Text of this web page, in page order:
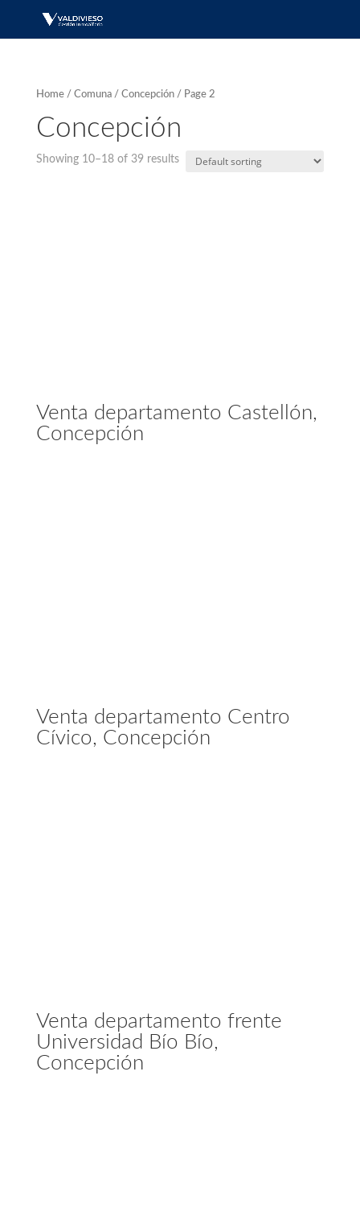
Home/ Comuna/ Concepción/ Page 2
Concepción
Showing 10–18 of 39 results
Venta departamento Castellón,
Concepción
Venta departamento Centro
Cívico, Concepción
Venta departamento frente
Universidad Bío Bío,
Concepción